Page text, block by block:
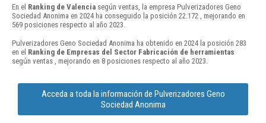
En el Ranking de Valencia según ventas, la empresa Pulverizadores Geno
Sociedad Anonima en 2024 ha conseguido la posición 22.172 , mejorando en
569 posiciones respecto al año 2023.
Pulverizadores Geno Sociedad Anonima ha obtenido en 2024 la posición 283
en el Ranking de Empresas del Sector Fabricación de herramientas
según ventas , mejorando en 8 posiciones respecto al año 2023.
Acceda a toda la información de Pulverizadores Geno
Sociedad Anonima